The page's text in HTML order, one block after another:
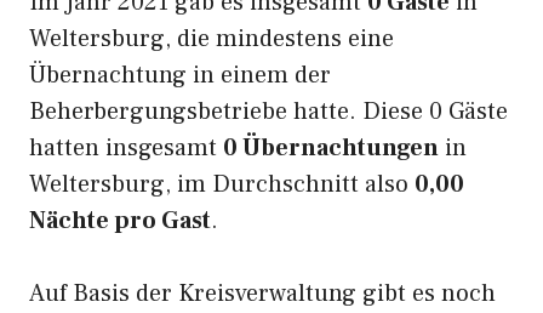
Weltersburg, die mindestens eine
Übernachtung in einem der
Beherbergungsbetriebe hatte. Diese 0 Gäste
hatten insgesamt 0 Übernachtungen in
Weltersburg, im Durchschnitt also 0,00
Nächte pro Gast.
Auf Basis der Kreisverwaltung gibt es noch